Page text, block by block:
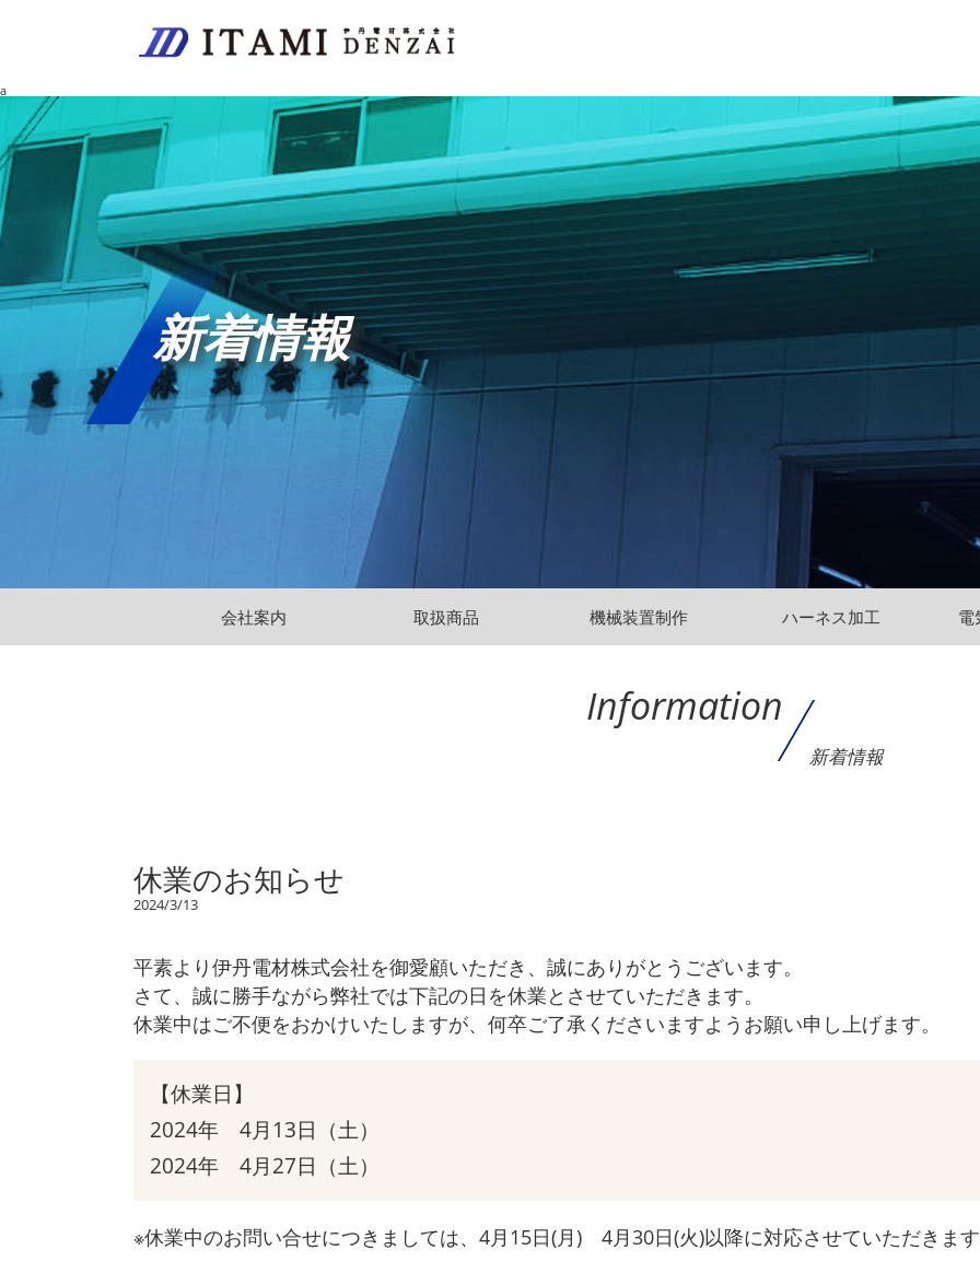
a
新着情報
会社案内 取扱商品 機械装置制作 ハーネス加工 電
Information
新着情報
休業のお知らせ
2024/3/13
平素より伊丹電材株式会社を御愛顧いただき、誠にありがとうございます。
さて、誠に勝手ながら弊社では下記の日を休業とさせていただきます。
休業中はご不便をおかけいたしますが、何卒ご了承くださいますようお願い申し上げます。
【休業日】
2024年 4月13日（土）
2024年 4月27日（土）
※休業中のお問い合せにつきましては、4月15日(月) 4月30日(火)以降に対応させていただきま